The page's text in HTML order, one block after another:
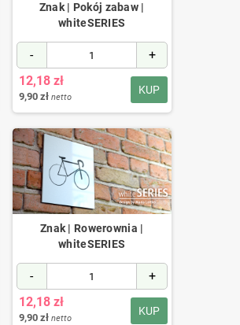
Znak | Pokój zabaw |
whiteSERIES
- +
KUP
12,18 zł
9,90 zł netto
Znak | Rowerownia |
whiteSERIES
- +
KUP
12,18 zł
9,90 zł netto